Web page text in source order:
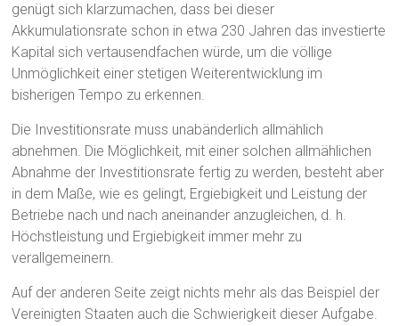
genügt sich klarzumachen, dass bei dieser
Akkumulationsrate schon in etwa 230 Jahren das investierte
Kapital sich vertausendfachen würde, um die völlige
Unmöglichkeit einer stetigen Weiterentwicklung im
bisherigen Tempo zu erkennen.
Die Investitionsrate muss unabänderlich allmählich
abnehmen. Die Möglichkeit, mit einer solchen allmählichen
Abnahme der Investitionsrate fertig zu werden, besteht aber
in dem Maße, wie es gelingt, Ergiebigkeit und Leistung der
Betriebe nach und nach aneinander anzugleichen, d. h.
Höchstleistung und Ergiebigkeit immer mehr zu
verallgemeinern.
Auf der anderen Seite zeigt nichts mehr als das Beispiel der
Vereinigten Staaten auch die Schwierigkeit dieser Aufgabe.